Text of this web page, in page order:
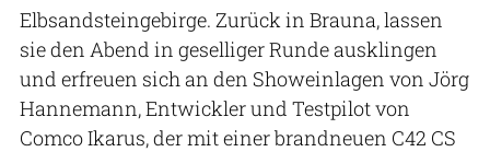
Elbsandsteingebirge. Zurück in Brauna, lassen
sie den Abend in geselliger Runde ausklingen
und erfreuen sich an den Showeinlagen von Jörg
Hannemann, Entwickler und Testpilot von
Comco Ikarus, der mit einer brandneuen C42 CS